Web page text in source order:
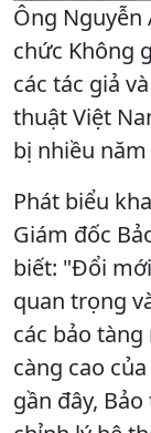
Ông
chức Không
các tác giả
thuật Việt
bị nhiều năm
Phát biểu
Giám đốc
biết: "Đổi
quan trọng
các bảo
càng cao
gần đây,